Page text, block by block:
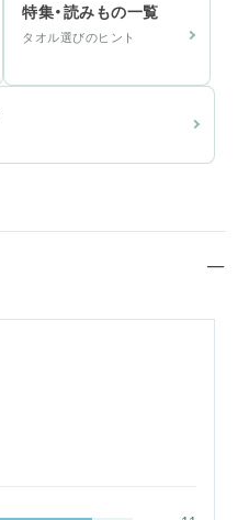
特集・読みもの一覧
タオル選びのヒント